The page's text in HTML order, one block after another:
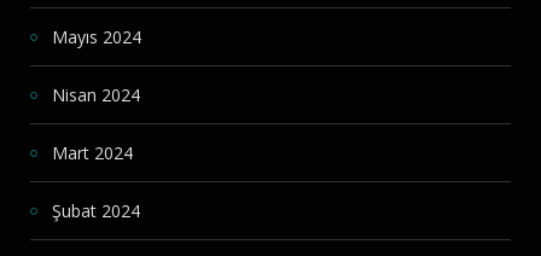
Mayıs 2024
Nisan 2024
Mart 2024
Şubat 2024